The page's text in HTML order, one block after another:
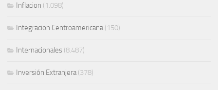
Inflacion (1.098)
Integracion Centroamericana(150)
Internacionales (8.487)
Inversión Extranjera(378)